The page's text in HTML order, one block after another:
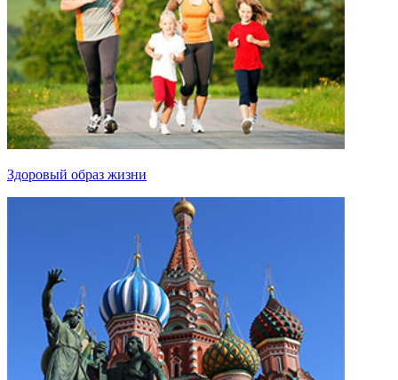
Здоровый образ жизни